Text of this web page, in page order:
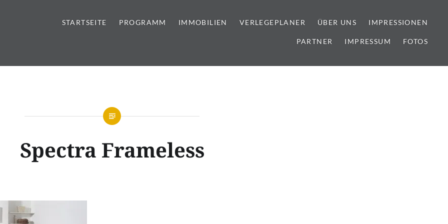
| Sanitär | Immobilien
STARTSEITE PROGRAMM IMMOBILIEN VERLEGEPLANER ÜBER UNS IMPRESSIONEN
PARTNER IMPRESSUM FOTOS
Spectra Frameless